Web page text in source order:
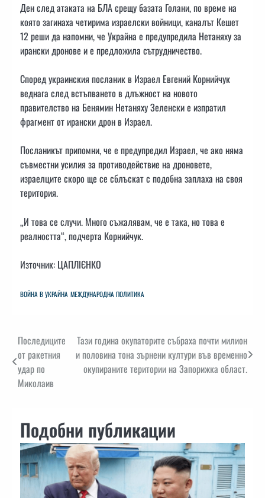
Ден след атаката на БЛА срещу базата Голани, по време на
която загинаха четирима израелски войници, каналът Кешет
12 реши да напомни, че Украйна е предупредила Нетаняху за
ирански дронове и е предложила сътрудничество.
Според украинския посланик в Израел Евгений Корнийчук
веднага след встъпването в длъжност на новото
правителство на Бенямин Нетаняху Зеленски е изпратил
фрагмент от ирански дрон в Израел.
Посланикът припомни, че е предупредил Израел, че ако няма
съвместни усилия за противодействие на дроновете,
израелците скоро ще се сблъскат с подобна заплаха на своя
територия.
„И това се случи. Много съжалявам, че е така, но това е
реалността“, подчерта Корнийчук.
Източник: ЦАПЛІЄНКО
ВОЙНА В УКРАЙНА МЕЖДУНАРОДНА ПОЛИТИКА
Навигация
Последиците
от ракетния
удар по
Миколаив
Тази година окупаторите събраха почти милион
и половина тона зърнени култури във временно
окупираните територии на Запорижка област.
Подобни публикации